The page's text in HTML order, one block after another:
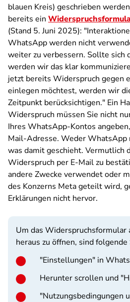
blauen Kreis) geschrieben
bereits ein
(Stand 5. Juni 2025):
WhatsApp werden nicht
weiter zu verbessern. Sollte sich
werden wir das klar
jetzt bereits Widerspruch gegen
einlegen möchtest, werden wir
Zeitpunkt berücksichtigen." Ein
Widerspruch müssen Sie nicht
Ihres WhatsApp-Kontos
Mail-Adresse. Weder WhatsApp
was damit geschieht. Vermutlich
Widerspruch per E-Mail zu
andere Zwecke verwendet oder
des Konzerns Meta geteilt wird,
Erklärungen nicht hervor.
Um das Widerspruchsformular
heraus zu öffnen, sind
"Einstellungen" in
Herunter scrollen und
"Nutzungsbedingungen